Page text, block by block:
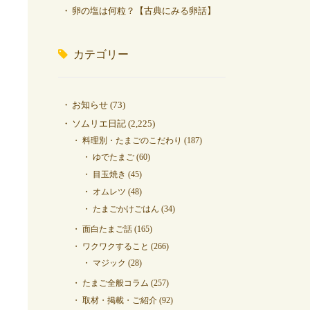
卵の塩は何粒？【古典にみる卵話】
カテゴリー
お知らせ (73)
ソムリエ日記 (2,225)
料理別・たまごのこだわり (187)
ゆでたまご (60)
目玉焼き (45)
オムレツ (48)
たまごかけごはん (34)
面白たまご話 (165)
ワクワクすること (266)
マジック (28)
たまご全般コラム (257)
取材・掲載・ご紹介 (92)